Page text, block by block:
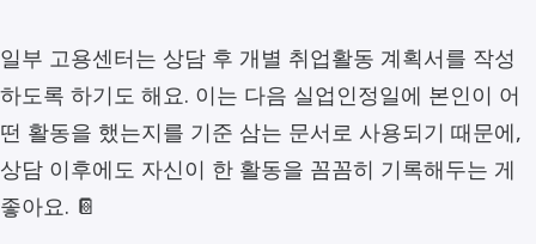
일부 고용센터는 상담 후 개별 취업활동 계획서를 작성
하도록 하기도 해요. 이는 다음 실업인정일에 본인이 어
떤 활동을 했는지를 기준 삼는 문서로 사용되기 때문에,
상담 이후에도 자신이 한 활동을 꼼꼼히 기록해두는 게
좋아요. 📔